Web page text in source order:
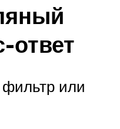
ответ
или